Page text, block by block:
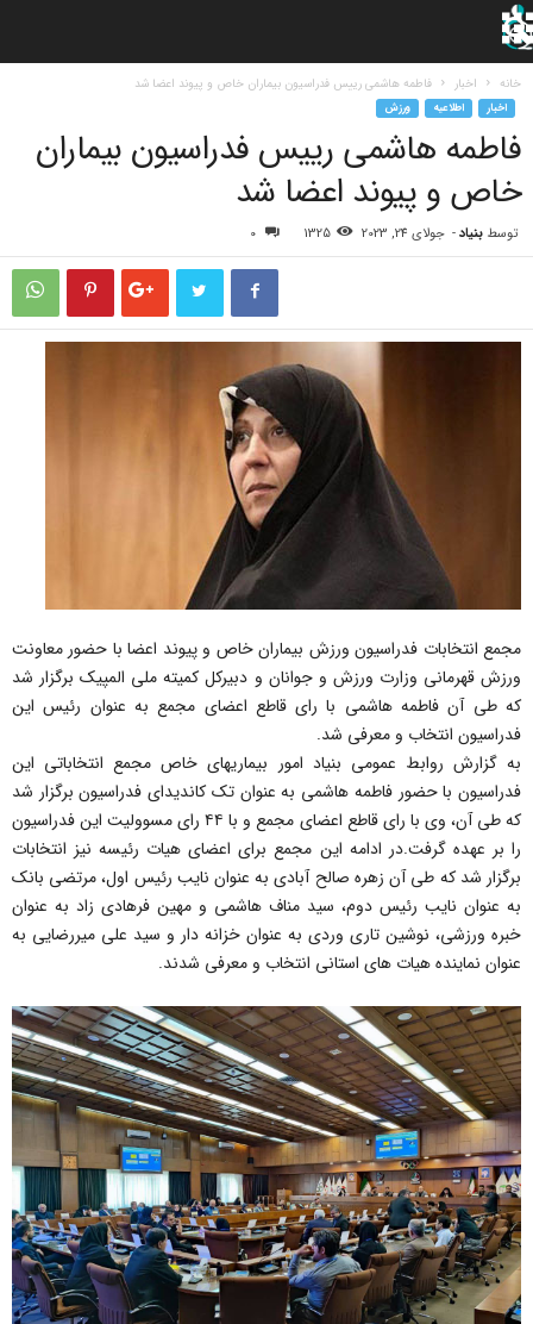
خانه اخبار فاطمه هاشمی رییس فدراسیون بیماران خاص و پیوند اعضا شد
اخبار اطلاعیه ورزش
فاطمه هاشمی رییس فدراسیون بیماران
خاص و پیوند اعضا شد
توسط بنیاد- جولای 24, 2023 1325
0
مجمع انتخابات فدراسیون ورزش بیماران خاص و پیوند اعضا با حضور معاونت
ورزش قهرمانی وزارت ورزش و جوانان و دبیرکل کمیته ملی المپیک برگزار شد
که طی آن فاطمه هاشمی با رای قاطع اعضای مجمع به عنوان رئیس این
فدراسیون انتخاب و معرفی شد.
به گزارش روابط عمومی بنیاد امور بیماریهای خاص مجمع انتخاباتی این
فدراسیون با حضور فاطمه هاشمی به عنوان تک کاندیدای فدراسیون برگزار شد
که طی آن، وی با رای قاطع اعضای مجمع و با ۴۴ رای مسوولیت این فدراسیون
را بر عهده گرفت.در ادامه این مجمع برای اعضای هیات رئیسه نیز انتخابات
برگزار شد که طی آن زهره صالح آبادی به عنوان نایب رئیس اول، مرتضی بانک
به عنوان نایب رئیس دوم، سید مناف هاشمی و مهین فرهادی زاد به عنوان
خبره ورزشی، نوشین تاری وردی به عنوان خزانه دار و سید علی میررضایی به
عنوان نماینده هیات های استانی انتخاب و معرفی شدند.